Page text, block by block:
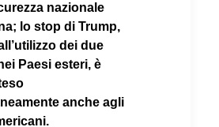
nazionale
lo stop di Trump,
dei due
Paesi esteri, è
anche agli